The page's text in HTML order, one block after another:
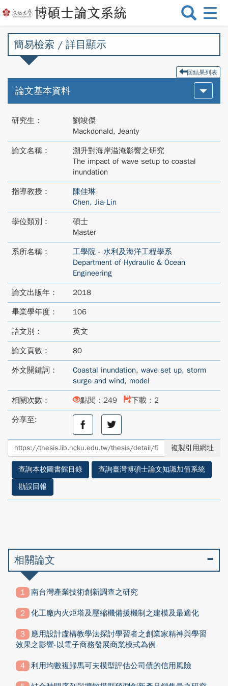
選
切
簡易檢索 / 詳目顯示
回結果列表
論文基本資料
研究生：
劉竣傑
Mackdonald, Jeanty
論文名稱：
溯升對海岸溢淹影響之研究
The impact of wave setup to coastal
inundation
指導教授：
陳佳琳
Chen, Jia-Lin
學位類別：
碩士
Master
系所名稱：
工學院 - 水利及海洋工程學系
Department of Hydraulic & Ocean
Engineering
論文出版年： 2018
畢業學年度： 106
語文別： 英文
論文頁數： 80
外文關鍵詞： Coastal inundation, wave set up, storm
surge and wind, model
相關次數： 點閱：249 下載：2
分享至:
分
至
facebook
分
享
至
twitter
複製引用網址
查詢本校圖書館目錄
查詢臺灣博碩士論文知識加值系統
勘誤回報
相關論文
南台灣產業技術創新調查之研究
化工廠內火炬塔及壓縮機備援機制之建模及最適化
應用設計虛構教學法探討學習者之創業家精神與學習
效果之影響-以電子商務發展商業模式為例
利用均數複歸馬可夫模型評估公司債的信用風險